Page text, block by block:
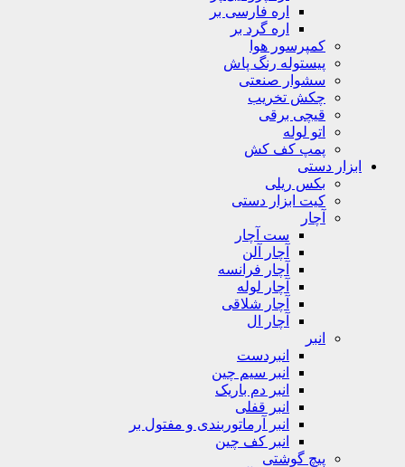
اره فارسی بر
اره گرد بر
کمپرسور هوا
پیستوله رنگ پاش
سشوار صنعتی
چکش تخریب
قیچی برقی
اتو لوله
پمپ کف کش
ابزار دستی
بکس ریلی
کیت ابزار دستی
آچار
ست آچار
آچار آلن
آچار فرانسه
آچار لوله
آچار شلاقی
آچار ال
انبر
انبردست
انبر سیم چین
انبر دم باریک
انبر قفلی
انبر آرماتوربندی و مفتول بر
انبر کف چین
پیچ گوشتی